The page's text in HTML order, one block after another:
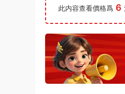
此内容查看價格爲 6